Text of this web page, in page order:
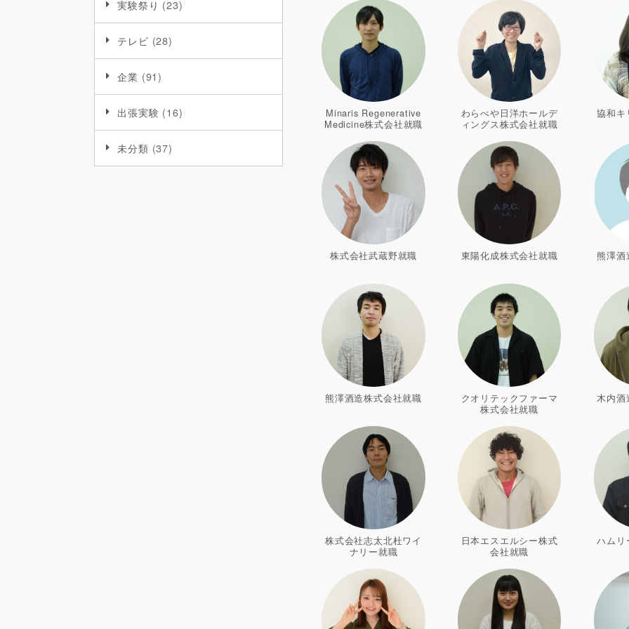
実験祭り (23)
テレビ (28)
企業 (91)
出張実験 (16)
未分類 (37)
Minaris Regenerative
Medicine株式会社就職
わらべや日洋ホールデ
ィングス株式会社就職
協和キ
株式会社武蔵野就職 東陽化成株式会社就職 熊澤酒
熊澤酒造株式会社就職
クオリテックファーマ
株式会社就職
木内酒
株式会社志太北杜ワイ
ナリー就職
日本エスエルシー株式
会社就職
ハムリ